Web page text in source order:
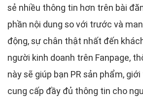
sẻ nhiều thông tin hơn trên bài
phần nội dung so với trước và
động, sự chân thật nhất đến
người kinh doanh trên Fanpage,
này sẽ giúp bạn PR sản phẩm,
cung cấp đầy đủ thông tin cho